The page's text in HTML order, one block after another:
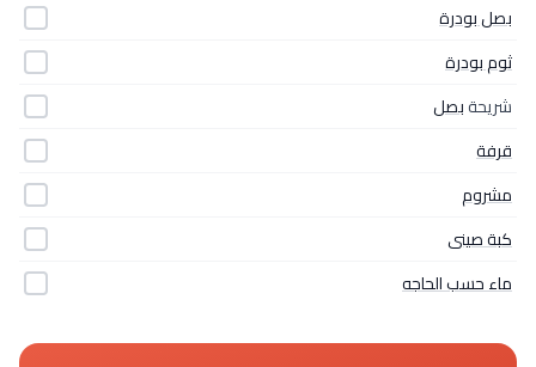
بصل بودرة
ثوم بودرة
شريحةبصل
قرفة
مشروم
كبة صينى
ماء حسب الحاجه